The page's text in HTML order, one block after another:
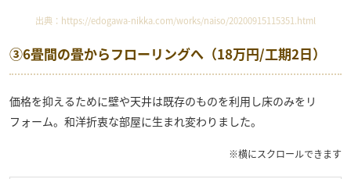
出典： https://edogawa-nikka.com/works/naiso/20200915115351.html
③6畳間の畳からフローリングへ（18万円/工期2日）
価格を抑えるために壁や天井は既存のものを利用し床のみをリ
フォーム。和洋折衷な部屋に生まれ変わりました。
※横にスクロールできます